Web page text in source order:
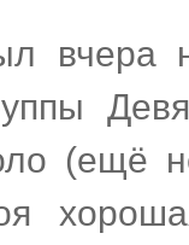
вчера
(ещё